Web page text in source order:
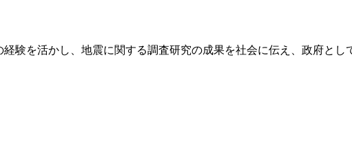
験を活かし、地震に関する調査研究の成果を社会に伝え、政府とし